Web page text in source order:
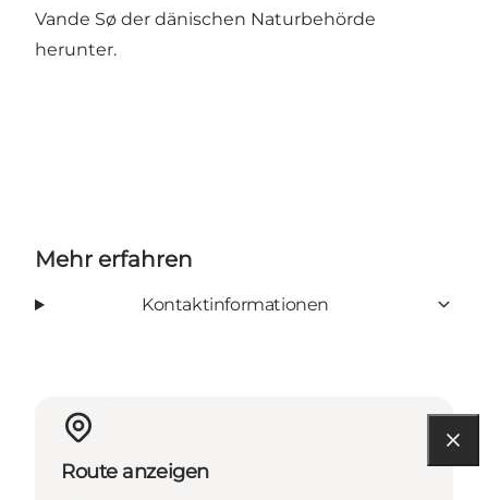
Vande Sø der dänischen Naturbehörde
herunter.
Mehr erfahren
Kontaktinformationen
Route anzeigen